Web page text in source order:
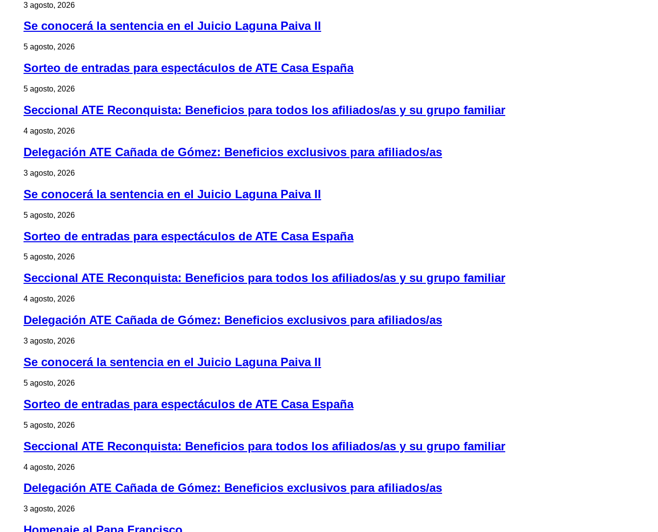
3 agosto, 2026
Se conocerá la sentencia en el Juicio Laguna Paiva II
5 agosto, 2026
Sorteo de entradas para espectáculos de ATE Casa España
5 agosto, 2026
Seccional ATE Reconquista: Beneficios para todos los afiliados/as y su grupo familiar
4 agosto, 2026
Delegación ATE Cañada de Gómez: Beneficios exclusivos para afiliados/as
3 agosto, 2026
Se conocerá la sentencia en el Juicio Laguna Paiva II
5 agosto, 2026
Sorteo de entradas para espectáculos de ATE Casa España
5 agosto, 2026
Seccional ATE Reconquista: Beneficios para todos los afiliados/as y su grupo familiar
4 agosto, 2026
Delegación ATE Cañada de Gómez: Beneficios exclusivos para afiliados/as
3 agosto, 2026
Se conocerá la sentencia en el Juicio Laguna Paiva II
5 agosto, 2026
Sorteo de entradas para espectáculos de ATE Casa España
5 agosto, 2026
Seccional ATE Reconquista: Beneficios para todos los afiliados/as y su grupo familiar
4 agosto, 2026
Delegación ATE Cañada de Gómez: Beneficios exclusivos para afiliados/as
3 agosto, 2026